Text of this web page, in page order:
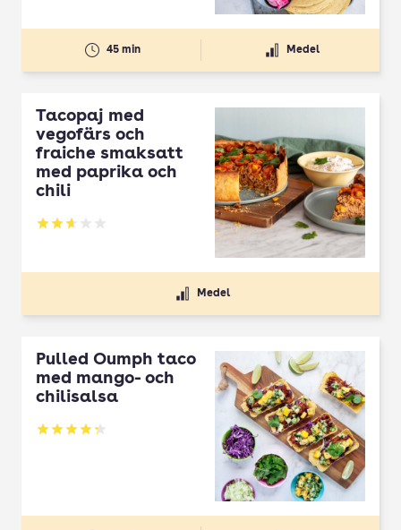
45 min Medel
Tacopaj med
vegofärs och
fraiche smaksatt
med paprika och
chili
Betyg: 2.64 av 5
Medel
Pulled Oumph taco
med mango- och
chilisalsa
Betyg: 4.26 av 5